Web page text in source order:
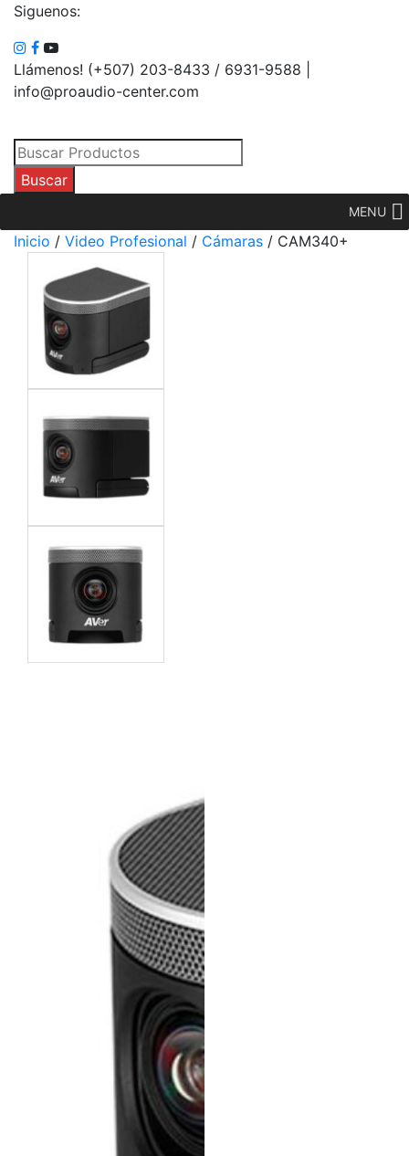
Siguenos:
Llámenos! (+507) 203-8433 / 6931-9588 |
info@proaudio-center.com
Búsqueda
de
productos
Buscar
MENU
Inicio / Video Profesional / Cámaras / CAM340+